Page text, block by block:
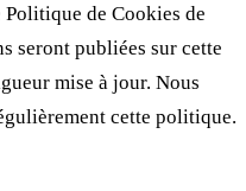
de Cookies de
seront publiées sur cette
mise à jour. Nous
cette politique.